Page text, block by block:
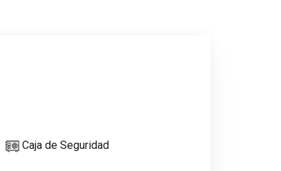
Caja de Seguridad